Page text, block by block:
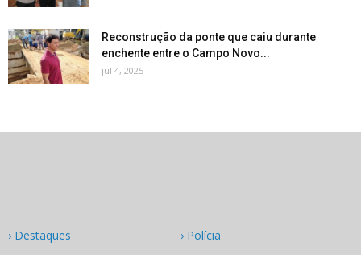
Reconstrução da ponte que caiu durante
enchente entre o Campo Novo...
jul 4, 2025
› Destaques
› Polícia